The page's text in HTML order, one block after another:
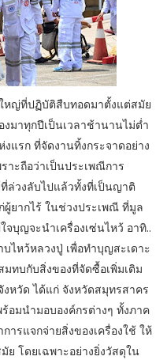
หญ่ที่ปฏิบัติสืบทอดมาตั้งแต่สมัย
มาทุกปีเป็นเวลาช้านานไม่ต่ำ
แรก ที่จัดงานทิ้งกระจาดอย่าง
าะถือว่าเป็นประเพณีการ
ล่วงลับไปแล้วทั้งที่เป็นญาติ
ยากไร้ ในช่วงประเพณี ที่มูล
บุญจะนำเครื่องเซ่นไหว้ อาทิ..
ไหว้หลวงปู่ เพื่อทำบุญสะเดาะ
ทบกับสิ่งของที่จัดซื้อเพิ่มเติม
งหวัด ได้แก่ จังหวัดสมุทรสาคร
อมนำมอบองค์กรต่างๆ ทั้งภาค
รแจกจ่ายสิ่งของเครื่องใช้ ให้
ย โดยเฉพาะอย่างยิ่งวัสดุใน